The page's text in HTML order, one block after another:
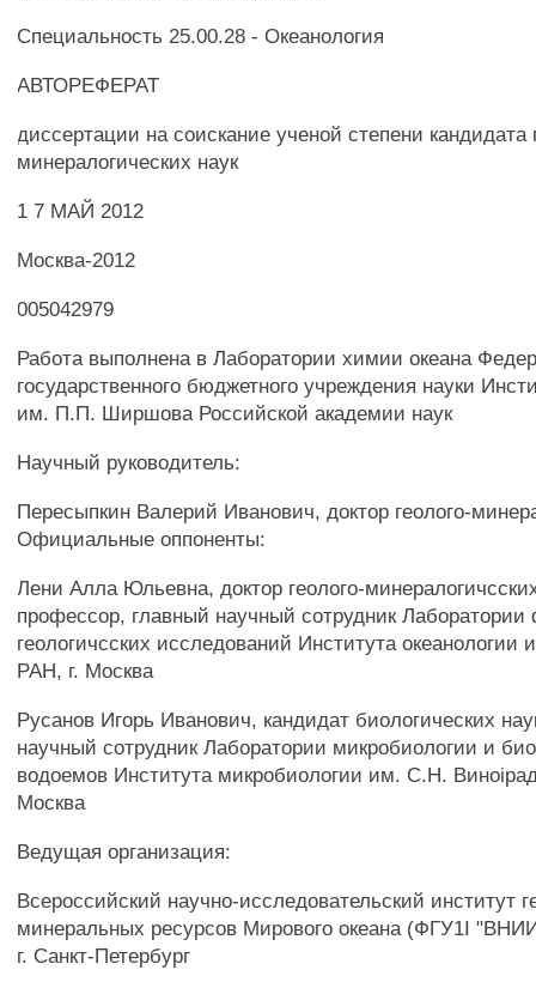
Специальность 25.00.28 - Океанология
АВТОРЕФЕРАТ
диссертации на соискание ученой степени кандидата
минералогических наук
1 7 МАЙ 2012
Москва-2012
005042979
Работа выполнена в Лаборатории химии океана
государственного бюджетного учреждения науки
им. П.П. Ширшова Российской академии наук
Научный руководитель:
Пересыпкин Валерий Иванович, доктор геолого-
Официальные оппоненты:
Лени Алла Юльевна, доктор геолого-
профессор, главный научный сотрудник Лаборатории
геологичсских исследований Института
РАН, г. Москва
Русанов Игорь Иванович, кандидат биологических
научный сотрудник Лаборатории микробиологии и
водоемов Института микробиологии им. С.Н.
Москва
Ведущая организация:
Всероссийский научно-исследовательский институт
минеральных ресурсов Мирового океана (ФГУ1І
г. Санкт-Петербург